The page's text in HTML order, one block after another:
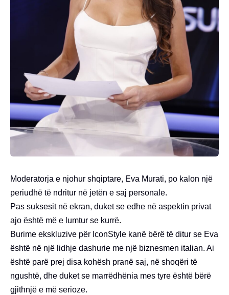
Moderatorja e njohur shqiptare, Eva Murati, po kalon një
periudhë të ndritur në jetën e saj personale.
Pas suksesit në ekran, duket se edhe në aspektin privat
ajo është më e lumtur se kurrë.
Burime ekskluzive për IconStyle kanë bërë të ditur se Eva
është në një lidhje dashurie me një biznesmen italian. Ai
është parë prej disa kohësh pranë saj, në shoqëri të
ngushtë, dhe duket se marrëdhënia mes tyre është bërë
gjithnjë e më serioze.